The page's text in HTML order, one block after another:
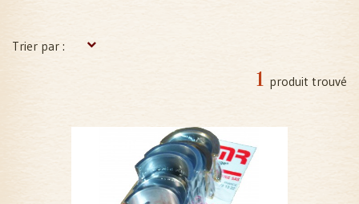
Trier par :
1 produit trouvé